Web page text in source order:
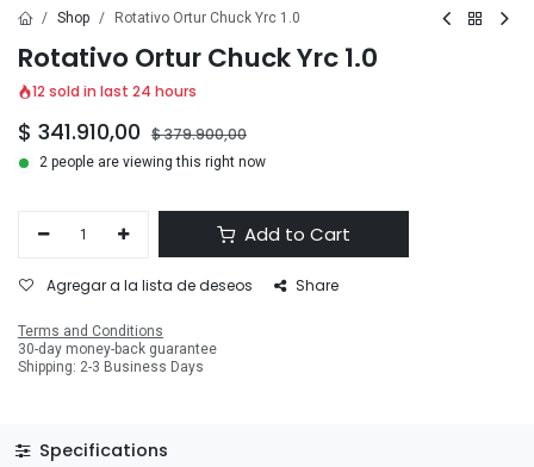
Shop Rotativo Ortur Chuck Yrc 1.0
Rotativo Ortur Chuck Yrc 1.0
12 sold in last 24 hours
$ 341.910,00 $379.900,00
2 people are viewing this right now
Add to Cart
Agregar a la lista de deseos Share
Terms and Conditions
30-day money-back guarantee
Shipping: 2-3 Business Days
Specifications